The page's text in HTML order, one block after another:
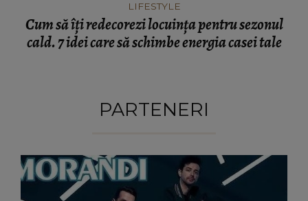
LIFESTYLE
Cum să îți redecorezi locuința pentru sezonul
cald. 7 idei care să schimbe energia casei tale
PARTENERI